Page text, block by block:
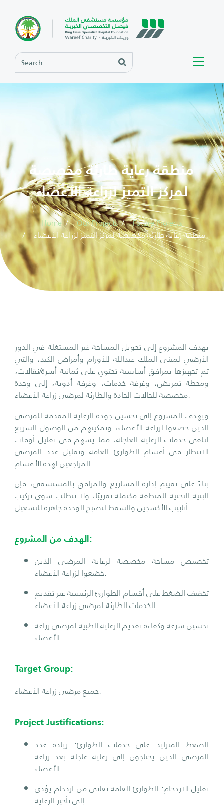
منطقة رعاية طارئة مخصصة
لمركز التميز لزراعة الأعضاء
Home Our Projects Future Projects
منطقة رعاية طارئة مخصصة لمركز التميز لزراعة الأعضاء
يهدف المشروع إلى تحويل المساحة غير المستغلة في الدور
الأرضي لمبنى الملك عبدالله للأورام وأمراض الكبد، والتي
تم تجهيزها بمرافق أساسية تحتوي على ثمانية أسرة/نقالات،
ومحطة تمريض، وغرفة خدمات، وغرفة أدوية، إلى وحدة
مخصصة للحالات الحادة والطارئة لمرضى زراعة الأعضاء.
ويهدف المشروع إلى تحسين جودة الرعاية المقدمة للمرضى
الذين خضعوا لزراعة الأعضاء، وتمكينهم من الوصول السريع
لتلقي خدمات الرعاية العاجلة، مما يسهم في تقليل أوقات
الانتظار في أقسام الطوارئ العامة وتقليل عدد المرضى
المراجعين لهذه الأقسام.
بناءً على تقييم إدارة المشاريع والمرافق بالمستشفى، فإن
البنية التحتية للمنطقة مكتملة تقريبًا، ولا تتطلب سوى تركيب
أنابيب الأكسجين والشفط لتصبح الوحدة جاهزة للتشغيل.
الهدف من المشروع:
تخصيص مساحة مخصصة لرعاية المرضى الذين
خضعوا لزراعة الأعضاء.
تخفيف الضغط على أقسام الطوارئ الرئيسية عبر تقديم
الخدمات الطارئة لمرضى زراعة الأعضاء.
تحسين سرعة وكفاءة تقديم الرعاية الطبية لمرضى زراعة
الأعضاء.
Target Group:
جميع مرضى زراعة الأعضاء.
Project Justifications:
الضغط المتزايد على خدمات الطوارئ: زيادة عدد
المرضى الذين يحتاجون إلى رعاية عاجلة بعد زراعة
الأعضاء.
تقليل الازدحام: الطوارئ العامة تعاني من ازدحام يؤدي
إلى تأخير الرعاية.